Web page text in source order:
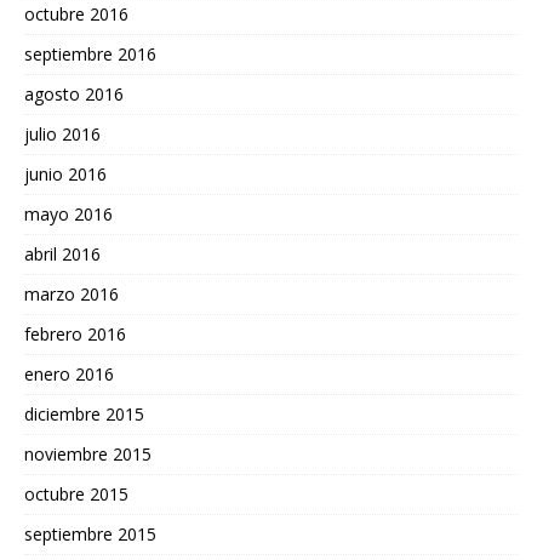
octubre 2016
septiembre 2016
agosto 2016
julio 2016
junio 2016
mayo 2016
abril 2016
marzo 2016
febrero 2016
enero 2016
diciembre 2015
noviembre 2015
octubre 2015
septiembre 2015